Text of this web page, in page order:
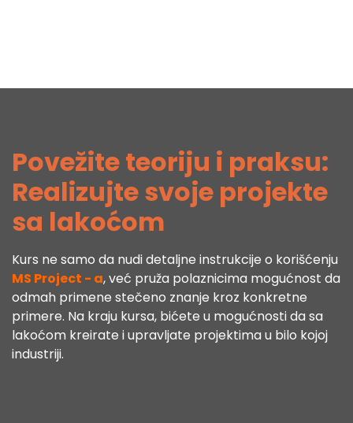
Povežite teoriju i praksu:
Realizujte svoje projekte
sa lakoćom
Kurs ne samo da nudi detaljne instrukcije o korišćenju
MS Project - a, već pruža polaznicima mogućnost da
odmah primene stečeno znanje kroz konkretne
primere. Na kraju kursa, bićete u mogućnosti da sa
lakoćom kreirate i upravljate projektima u bilo kojoj
industriji.